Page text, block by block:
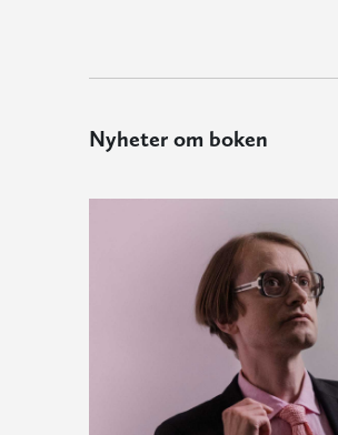
Nyheter om boken